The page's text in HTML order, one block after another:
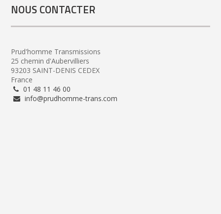
NOUS CONTACTER
Prud'homme Transmissions
25 chemin d'Aubervilliers
93203 SAINT-DENIS CEDEX
France
01 48 11 46 00
info@prudhomme-trans.com